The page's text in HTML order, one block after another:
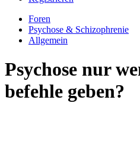
Foren
Psychose & Schizophrenie
Allgemein
Psychose nur
befehle geben?